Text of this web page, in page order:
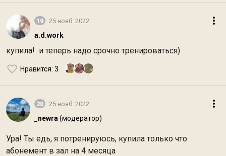
19 25 нояб. 2022
a.d.work
купила! и теперь надо срочно тренироваться)
Нравится: 3
20 25 нояб. 2022
_newra (модератор)
Ура! Ты едь, я потренируюсь, купила только что
абонемент в зал на 4 месяца